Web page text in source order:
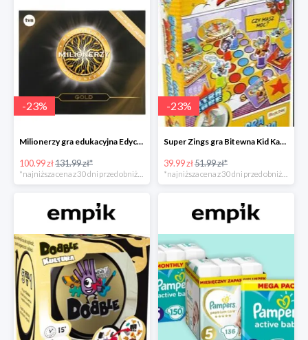
-23%
Milionerzy gra edukacyjna Edycja Gold w super cenie w Empiku Premium
100.99 zł131.99 zł*
*najniższa cena z 30 dni przed obniżką
-23%
Super Zings gra Bitewna Kid Kazom w super cenie w Empiku Premium
39.99 zł51.99 zł*
*najniższa cena z 30 dni przed obniżką